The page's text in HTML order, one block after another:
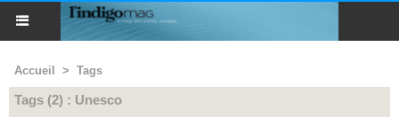
Accueil > Tags
Tags (2) : Unesco